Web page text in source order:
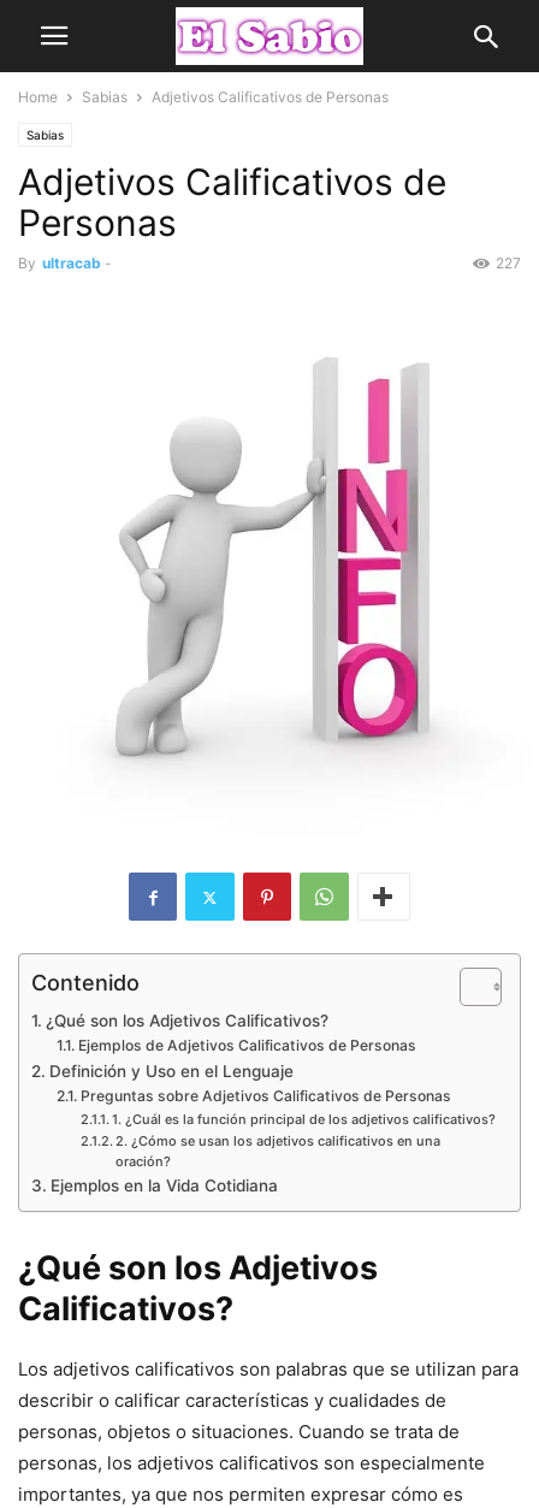
Home Sabias Adjetivos Calificativos de Personas
Sabias
Adjetivos Calificativos de
Personas
By ultracab - 227
Contenido
¿Qué son los Adjetivos Calificativos?
Ejemplos de Adjetivos Calificativos de Personas
Definición y Uso en el Lenguaje
Preguntas sobre Adjetivos Calificativos de Personas
1. ¿Cuál es la función principal de los adjetivos calificativos?
2. ¿Cómo se usan los adjetivos calificativos en una
oración?
Ejemplos en la Vida Cotidiana
¿Qué son los Adjetivos
Calificativos?
Los adjetivos calificativos son palabras que se utilizan para
describir o calificar características y cualidades de
personas, objetos o situaciones. Cuando se trata de
personas, los adjetivos calificativos son especialmente
importantes, ya que nos permiten expresar cómo es